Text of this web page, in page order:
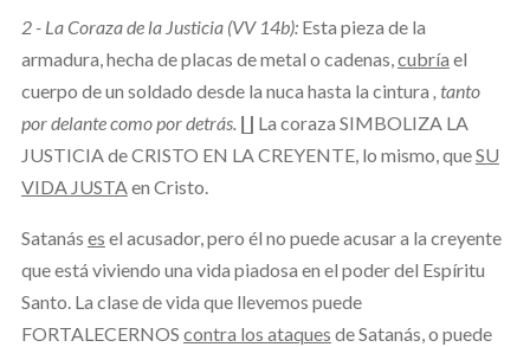
2 - La Coraza de la Justicia (VV 14b): Esta pieza de la
armadura, hecha de placas de metal o cadenas,cubría el
cuerpo de un soldado desde la nuca hasta la cintura , tanto
por delante como por detrás. ∐ La coraza SIMBOLIZA LA
JUSTICIA de CRISTO EN LA CREYENTE, lo mismo, queSU
VIDA JUSTAen Cristo.
Satanás es el acusador, pero él no puede acusar a la creyente
que está viviendo una vida piadosa en el poder del Espíritu
Santo. La clase de vida que llevemos puede
FORTALECERNOS contra los ataques de Satanás, o puede